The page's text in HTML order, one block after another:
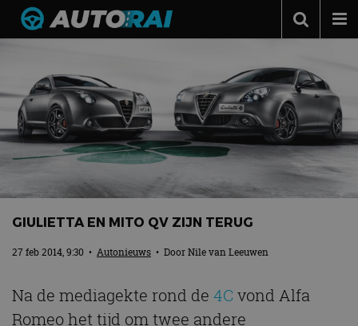
Podcast
Autotests
Automerken
GIULIETTA EN MITO QV ZIJN TERUG
27 feb 2014, 9:30 • Autonieuws • DoorNile van Leeuwen
Na de mediagekte rond de 4C vond Alfa
Romeo het tijd om twee andere